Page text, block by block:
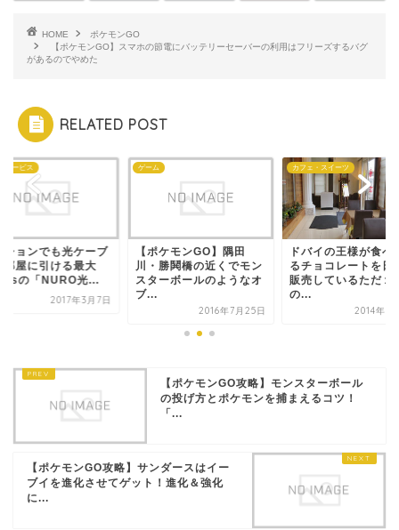
HOME
ポケモンGO
【ポケモンGO】スマホの節電にバッテリーセーバーの利用はフリーズするバグ
があるのでやめた
RELATED POST
サービス
ションでも光ケーブ
部屋に引ける最大
の「NURO光...
2017年3月7日
ゲーム
【ポケモンGO】隅田
川・勝鬨橋の近くでモン
スターボールのようなオ
ブ...
2016年7月25日
カフェ・スイーツ
ドバイの王様が食べ
るチョコレートを日
販売しているただ１
の...
2014年2
【ポケモンGO攻略】モンスターボール
の投げ方とポケモンを捕まえるコツ！
「...
【ポケモンGO攻略】サンダースはイー
ブイを進化させてゲット！進化＆強化
に...